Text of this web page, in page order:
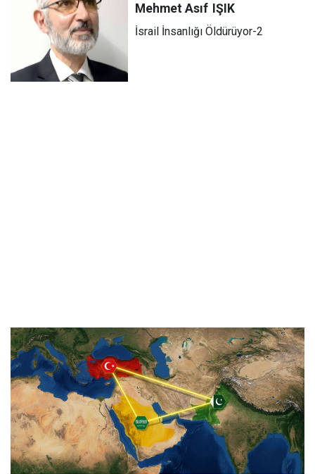
Mehmet Asıf IŞIK
İsrail İnsanlığı Öldürüyor-2